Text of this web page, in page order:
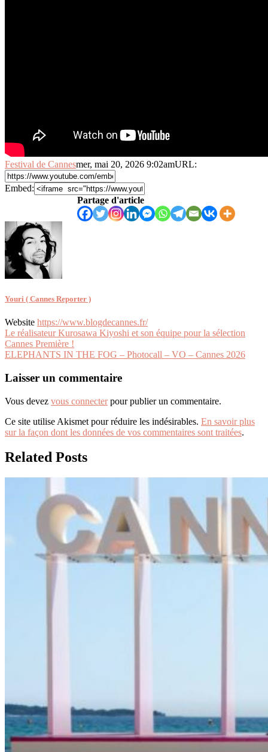
Festival de Cannesmer, mai 20, 2026 9:02amURL:
Embed:
Partage d'article
Youri ( Cannes Reporter )
Website https://www.blogdecannes.fr/
Navigation
de
Le réalisateur Kurosawa Kiyoshi et son équipe pour la sélection
Cannes Première !
ELEPHANTS IN THE FOG – Photocall – VO – Cannes 2026
Laisser un commentaire
Vous devez vous connecterpour publier un commentaire.
Ce site utilise Akismet pour réduire les indésirables. En savoir plus
sur la façon dont les données de vos commentaires sont traitées.
Related Posts